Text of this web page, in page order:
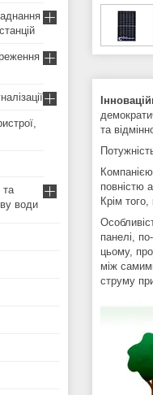
та
повністю
Крім
панелі,
цьому,
між
струму
та
води